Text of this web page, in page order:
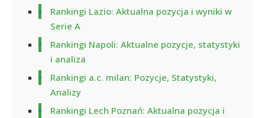
Rankingi Lazio: Aktualna pozycja i wyniki w
Serie A
Rankingi Napoli: Aktualne pozycje, statystyki
i analiza
Rankingi a.c. milan: Pozycje, Statystyki,
Analizy
Rankingi Lech Poznań: Aktualna pozycja i